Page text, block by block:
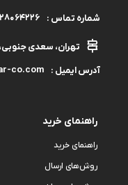
شماره تماس :
تهران، سعدی جنوبی،
آدرس ایمیل :
co.com
راهنمای خرید
راهنمای خرید
روش‌های ارسال